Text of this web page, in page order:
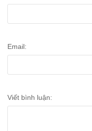
Email:
Viết bình luận: